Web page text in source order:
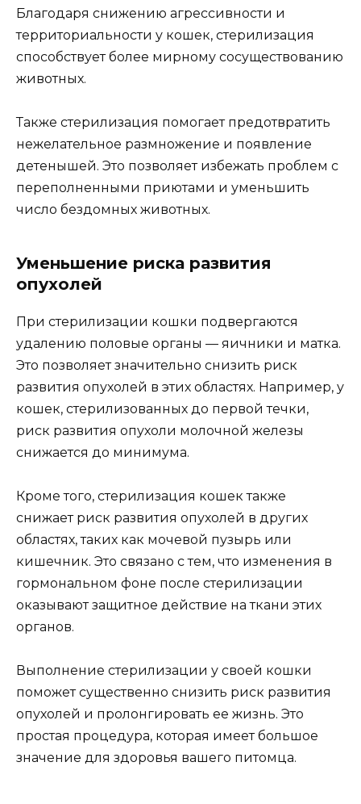
Благодаря снижению агрессивности и
территориальности у кошек, стерилизация
способствует более мирному сосуществованию
животных.
Также стерилизация помогает предотвратить
нежелательное размножение и появление
детенышей. Это позволяет избежать проблем с
переполненными приютами и уменьшить
число бездомных животных.
Уменьшение риска развития
опухолей
При стерилизации кошки подвергаются
удалению половые органы — яичники и матка.
Это позволяет значительно снизить риск
развития опухолей в этих областях. Например, у
кошек, стерилизованных до первой течки,
риск развития опухоли молочной железы
снижается до минимума.
Кроме того, стерилизация кошек также
снижает риск развития опухолей в других
областях, таких как мочевой пузырь или
кишечник. Это связано с тем, что изменения в
гормональном фоне после стерилизации
оказывают защитное действие на ткани этих
органов.
Выполнение стерилизации у своей кошки
поможет существенно снизить риск развития
опухолей и пролонгировать ее жизнь. Это
простая процедура, которая имеет большое
значение для здоровья вашего питомца.